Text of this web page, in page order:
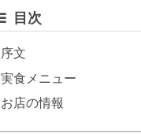
目次
序文
実食メニュー
お店の情報